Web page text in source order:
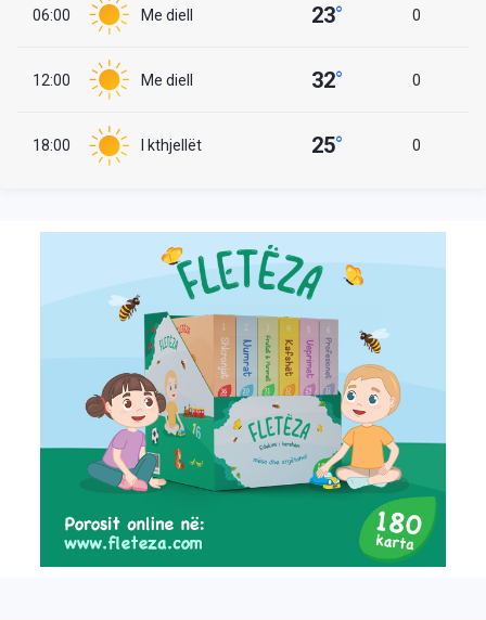
06:00 Me diell 23° 0
12:00 Me diell 32° 0
18:00 I kthjellët 25° 0